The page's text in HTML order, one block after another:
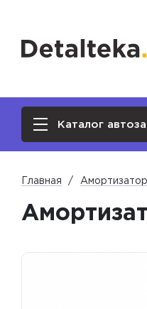
Каталог
Главная